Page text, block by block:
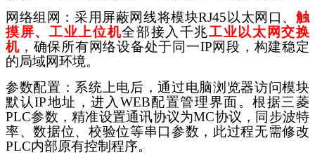
网络组网：采用屏蔽网线将模块RJ45以太网口、触
摸屏、工业上位机全部接入千兆工业以太网交换
机，确保所有网络设备处于同一IP网段，构建稳定
的局域网环境。
参数配置：系统上电后，通过电脑浏览器访问模块
默认IP地址，进入WEB配置管理界面。根据三菱
PLC参数，精准设置通讯协议为MC协议，同步波特
率、数据位、校验位等串口参数，此过程无需修改
PLC内部原有控制程序。